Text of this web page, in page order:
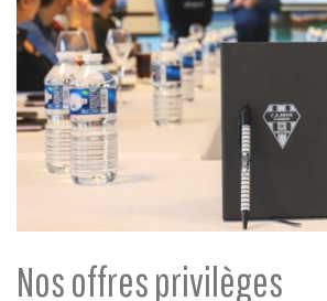
Nos offres privilèges